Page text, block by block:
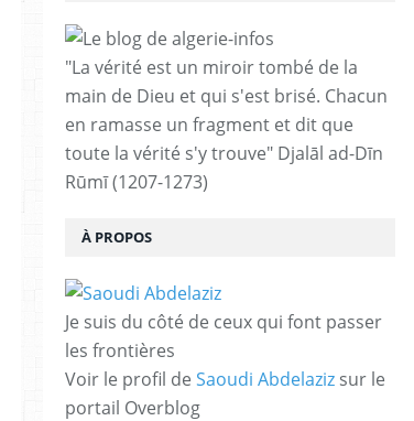
"La vérité est un miroir tombé de la
main de Dieu et qui s'est brisé. Chacun
en ramasse un fragment et dit que
toute la vérité s'y trouve" Djalāl ad-Dīn
Rūmī (1207-1273)
À PROPOS
Je suis du côté de ceux qui font passer
les frontières
Voir le profil de Saoudi Abdelaziz sur le
portail Overblog